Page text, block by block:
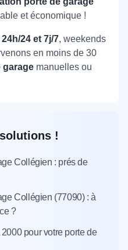
et économique !
24 et 7j/7, weekends
en moins de 30
garage manuelles ou
!
Collégien : prés de
Collégien (77090) : à
?
pour votre porte de